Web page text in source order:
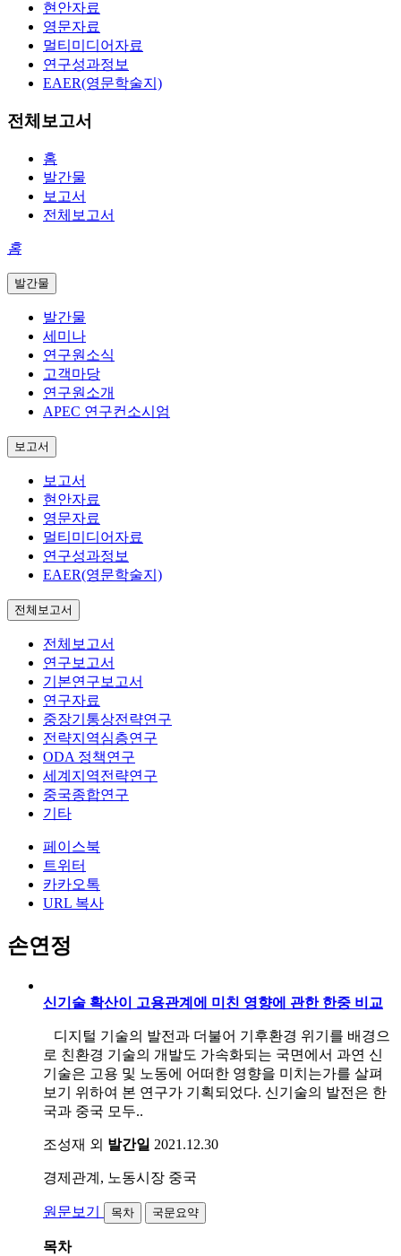
현안자료
영문자료
멀티미디어자료
연구성과정보
EAER(영문학술지)
전체보고서
홈
발간물
보고서
전체보고서
홈
발간물
발간물
세미나
연구원소식
고객마당
연구원소개
APEC 연구컨소시엄
보고서
보고서
현안자료
영문자료
멀티미디어자료
연구성과정보
EAER(영문학술지)
전체보고서
전체보고서
연구보고서
기본연구보고서
연구자료
중장기통상전략연구
전략지역심층연구
ODA 정책연구
세계지역전략연구
중국종합연구
기타
페이스북
트위터
카카오톡
URL 복사
손연정
신기술 확산이 고용관계에 미친 영향에 관한 한중 비교
디지털 기술의 발전과 더불어 기후환경 위기를 배경으
로 친환경 기술의 개발도 가속화되는 국면에서 과연 신
기술은 고용 및 노동에 어떠한 영향을 미치는가를 살펴
보기 위하여 본 연구가 기획되었다. 신기술의 발전은 한
국과 중국 모두..
조성재 외 발간일 2021.12.30
경제관계, 노동시장 중국
원문보기 목차 국문요약
목차